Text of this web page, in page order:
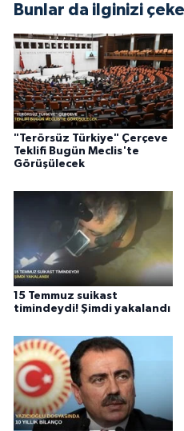
Bunlar da ilginizi
"Terörsüz Türkiye" Çerçeve
Teklifi Bugün Meclis'te
Görüşülecek
15 Temmuz suikast
timindeydi! Şimdi yakalandı